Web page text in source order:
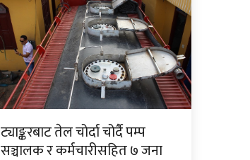
ट्याङ्करबाट तेल चोर्दा चोर्दै पम्प
सञ्चालक र कर्मचारीसहित ७ जना